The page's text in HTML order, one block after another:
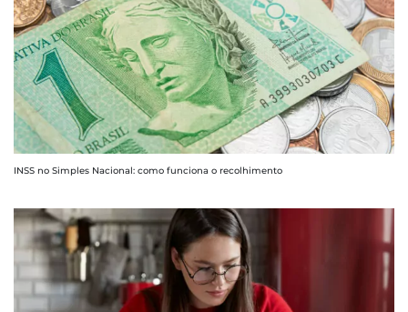
INSS no Simples Nacional: como funciona o recolhimento